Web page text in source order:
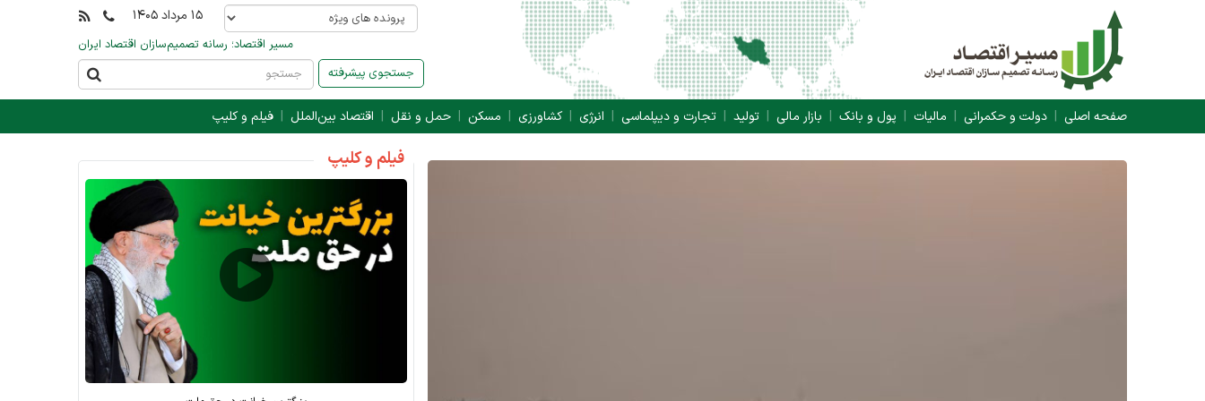
۱۵ مرداد ۱۴۰۵
مسیر اقتصاد؛ رسانه تصمیم‌سازان اقتصاد ایران
جستجوی پیشرفته
صفحه اصلی دولت و حکمرانی مالیات پول و بانک بازار مالی تولید تجارت و دیپلماسی انرژی کشاورزی مسکن حمل و نقل اقتصاد بین‌الملل فیلم و کلیپ
فیلم و کلیپ